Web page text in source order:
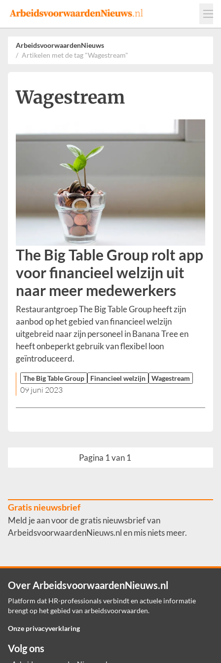
Events
Adverteren
Leveranciers
Werkgevers
ArbeidsvoorwaardenNieuws
Artikelen met de tag "Wagestream"
Wagestream
The Big Table Group rolt app
voor financieel welzijn uit
naar meer medewerkers
Restaurantgroep The Big Table Group heeft zijn
aanbod op het gebied van financieel welzijn
uitgebreid naar zijn personeel in Banana Tree en
heeft onbeperkt gebruik van flexibel loon
geïntroduceerd.
The Big Table Group Financieel welzijn Wagestream
09 juni 2023
Pagina 1 van 1
Gratis nieuwsbrief
Meld je aan voor de gratis nieuwsbrief van
ArbeidsvoorwaardenNieuws.nl en mis niets meer.
Over ArbeidsvoorwaardenNieuws.nl
Platform dat HR-professionals verbindt en actuele informatie
brengt op het gebied van arbeidsvoorwaarden.
Onze privacyverklaring
Volg ons